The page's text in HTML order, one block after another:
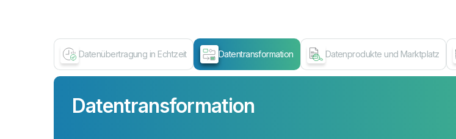
Datenübertragung in Echtzeit Datentransformation Datenprodukte und Marktplatz
Datentransformation